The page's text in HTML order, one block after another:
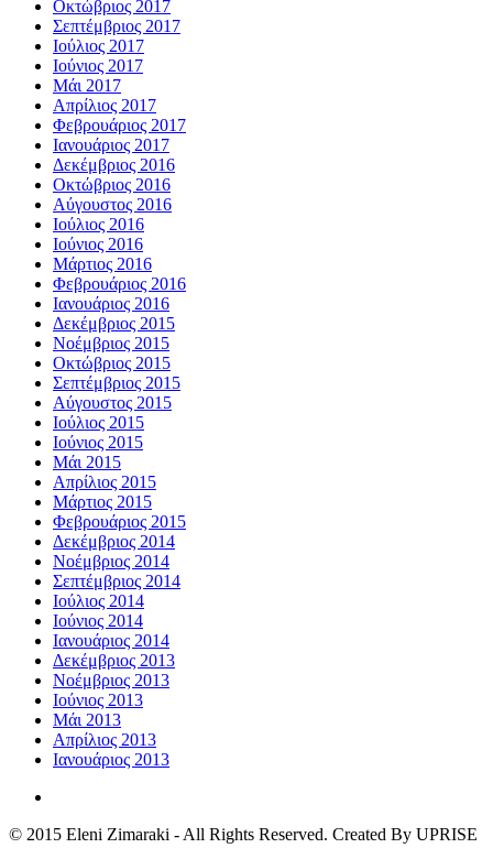
Οκτώβριος 2017
Σεπτέμβριος 2017
Ιούλιος 2017
Ιούνιος 2017
Μάι 2017
Απρίλιος 2017
Φεβρουάριος 2017
Ιανουάριος 2017
Δεκέμβριος 2016
Οκτώβριος 2016
Αύγουστος 2016
Ιούλιος 2016
Ιούνιος 2016
Μάρτιος 2016
Φεβρουάριος 2016
Ιανουάριος 2016
Δεκέμβριος 2015
Νοέμβριος 2015
Οκτώβριος 2015
Σεπτέμβριος 2015
Αύγουστος 2015
Ιούλιος 2015
Ιούνιος 2015
Μάι 2015
Απρίλιος 2015
Μάρτιος 2015
Φεβρουάριος 2015
Δεκέμβριος 2014
Νοέμβριος 2014
Σεπτέμβριος 2014
Ιούλιος 2014
Ιούνιος 2014
Ιανουάριος 2014
Δεκέμβριος 2013
Νοέμβριος 2013
Ιούνιος 2013
Μάι 2013
Απρίλιος 2013
Ιανουάριος 2013
© 2015 Eleni Zimaraki - All Rights Reserved. Created By UPRISE